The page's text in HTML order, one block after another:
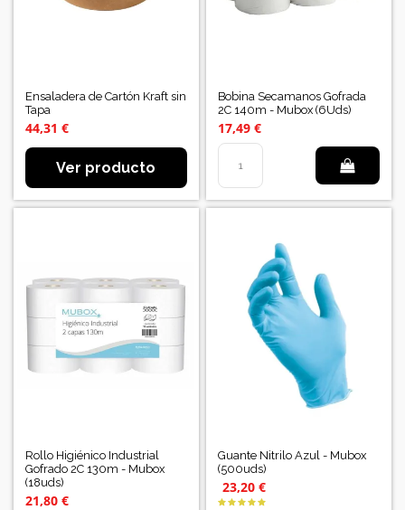
Ensaladera de Cartón Kraft sin
Tapa
44,31 €
Ver producto
Bobina Secamanos Gofrada
2C 140m - Mubox (6Uds)
17,49 €
Rollo Higiénico Industrial
Gofrado 2C 130m - Mubox
(18uds)
21,80 €
Guante Nitrilo Azul - Mubox
(500uds)
23,20 €